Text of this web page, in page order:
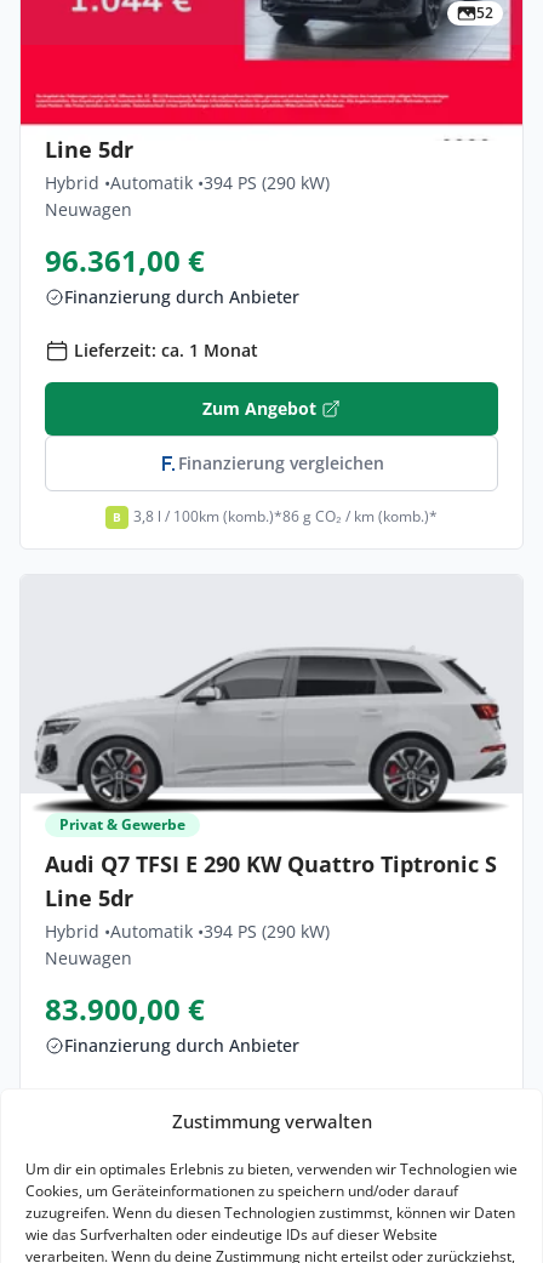
Zustimmung verwalten
Um dir ein optimales Erlebnis zu bieten, verwenden wir Technologien wie
Cookies, um Geräteinformationen zu speichern und/oder darauf
zuzugreifen. Wenn du diesen Technologien zustimmst, können wir Daten
wie das Surfverhalten oder eindeutige IDs auf dieser Website
verarbeiten. Wenn du deine Zustimmung nicht erteilst oder zurückziehst,
52
Audi Q7 TFSI E 290 KW Quattro Tiptronic S
Line 5dr
Hybrid •Automatik •394 PS (290 kW)
Neuwagen
96.361,00 €
Finanzierung durch Anbieter
Lieferzeit: ca. 1 Monat
Zum Angebot
Finanzierung vergleichen
B 3,8 l / 100km (komb.)*86 g CO₂ / km (komb.)*
Privat & Gewerbe
Audi Q7 TFSI E 290 KW Quattro Tiptronic S
Line 5dr
Hybrid •Automatik •394 PS (290 kW)
Neuwagen
83.900,00 €
Finanzierung durch Anbieter
Finanzierung vergleichen